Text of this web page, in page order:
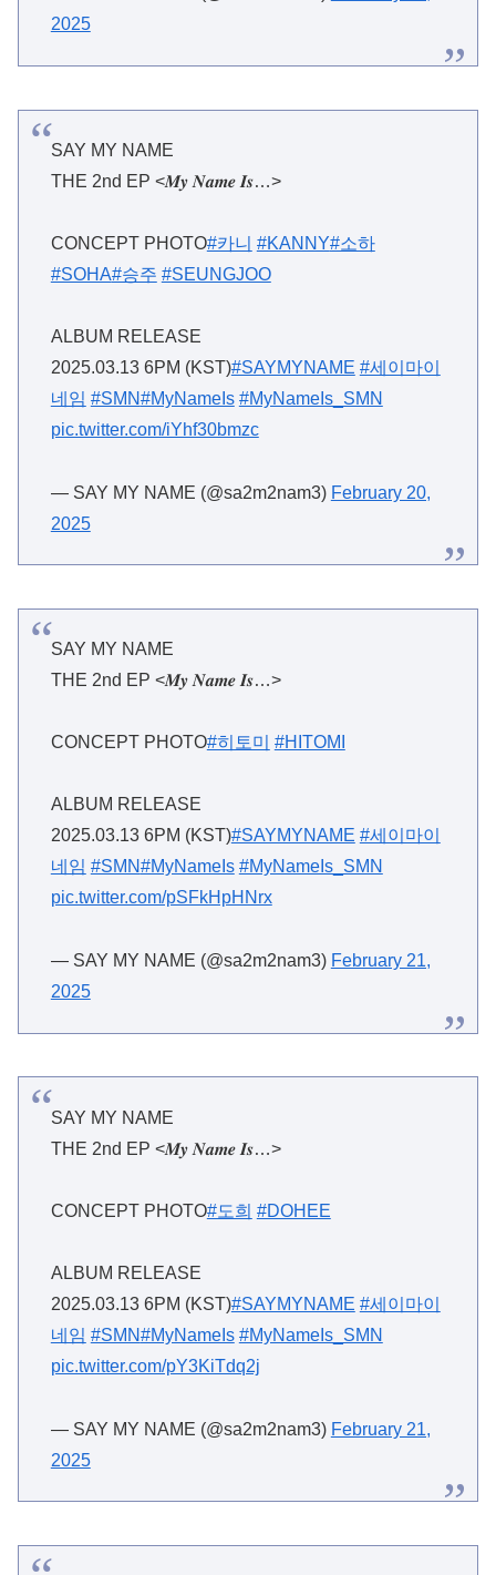
2025
SAY MY NAME
THE 2nd EP <𝑴𝒚 𝑵𝒂𝒎𝒆 𝑰𝒔…>
CONCEPT PHOTO#카니 #KANNY#소하
#SOHA#승주 #SEUNGJOO
ALBUM RELEASE
2025.03.13 6PM (KST)#SAYMYNAME #세이마이
네임 #SMN#MyNameIs #MyNameIs_SMN
pic.twitter.com/iYhf30bmzc
— SAY MY NAME (@sa2m2nam3) February 20,
2025
SAY MY NAME
THE 2nd EP <𝑴𝒚 𝑵𝒂𝒎𝒆 𝑰𝒔…>
CONCEPT PHOTO#히토미 #HITOMI
ALBUM RELEASE
2025.03.13 6PM (KST)#SAYMYNAME #세이마이
네임 #SMN#MyNameIs #MyNameIs_SMN
pic.twitter.com/pSFkHpHNrx
— SAY MY NAME (@sa2m2nam3) February 21,
2025
SAY MY NAME
THE 2nd EP <𝑴𝒚 𝑵𝒂𝒎𝒆 𝑰𝒔…>
CONCEPT PHOTO#도희 #DOHEE
ALBUM RELEASE
2025.03.13 6PM (KST)#SAYMYNAME #세이마이
네임 #SMN#MyNameIs #MyNameIs_SMN
pic.twitter.com/pY3KiTdq2j
— SAY MY NAME (@sa2m2nam3) February 21,
2025